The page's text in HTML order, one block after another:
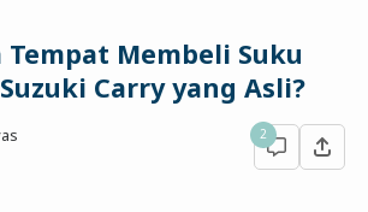
Tempat Membeli Suku
Carry yang Asli?
2